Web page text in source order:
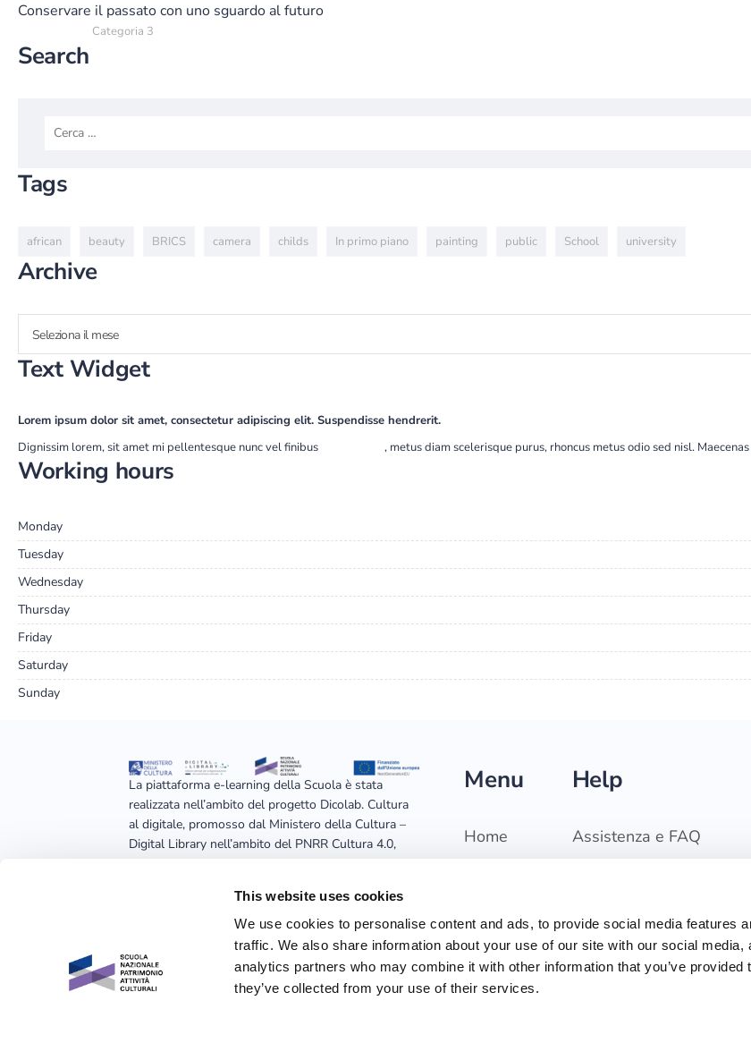
This website uses cookies
We use cookies to personalise content and ads, to provide social media features
traffic. We also share information about your use of our site with our social media,
analytics partners who may combine it with other information that you’ve provided
they’ve collected from your use of their services.
Conservare il passato con uno sguardo al futuro
Categoria 3
Search
Tags
african beauty BRICS camera childs In primo piano painting public School university
Archive
Seleziona il mese
Text Widget
Lorem ipsum dolor sit amet, consectetur adipiscing elit. Suspendisse hendrerit.
Dignissim lorem, sit amet mi pellentesque nunc vel finibus
, metus diam scelerisque purus, rhoncus metus odio sed nisl.
Working hours
Monday
Tuesday
Wednesday
Thursday
Friday
Saturday
Sunday
La piattaforma e-learning della Scuola è stata
realizzata nell’ambito del progetto Dicolab. Cultura
al digitale, promosso dal Ministero della Cultura –
Digital Library nell’ambito del PNRR Cultura 4.0,
dall’Unione europea – Next Generation EU
Menu
Home
grafico
Cosa
facciamo
Help
Assistenza e FAQ
Policy Scuola
Policy Dicolab
Cookie Policy